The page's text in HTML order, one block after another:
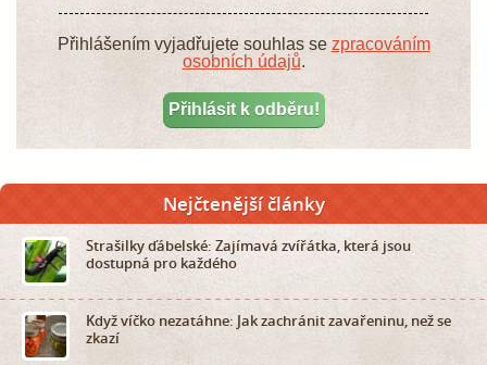
Přihlášením vyjadřujete souhlas se zpracováním
osobních údajů.
Nejčtenější články
Strašilky ďábelské: Zajímavá zvířátka, která jsou
dostupná pro každého
Když víčko nezatáhne: Jak zachránit zavařeninu, než se
zkazí